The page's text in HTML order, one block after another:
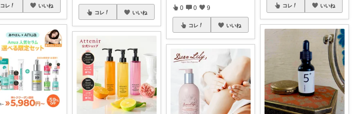
コレ いいね
コレ いいね
0 0 9
コレ いいね
コレ いいね